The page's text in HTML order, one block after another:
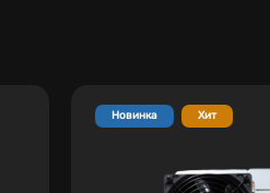
Новинка Хит